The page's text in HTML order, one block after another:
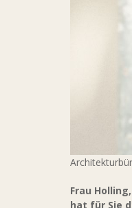
Frau
hat für Sie